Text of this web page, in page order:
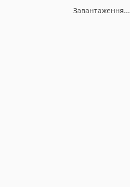
Завантаження...